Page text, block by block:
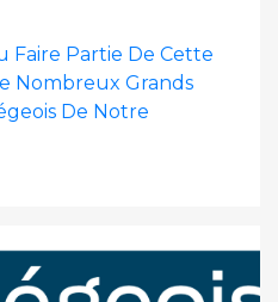
Faire Partie De Cette
Nombreux Grands
De Notre